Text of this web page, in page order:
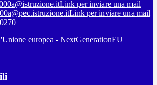
Link per inviare una mail
Link per inviare una mail
europea - NextGenerationEU